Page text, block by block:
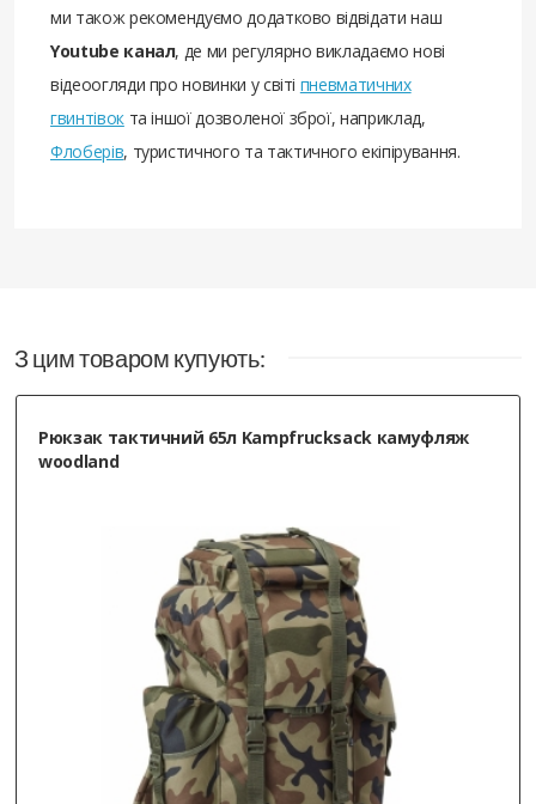
ми також рекомендуємо додатково відвідати наш
Youtube канал, де ми регулярно викладаємо нові
відеоогляди про новинки у світі пневматичних
гвинтівокта іншої дозволеної зброї, наприклад,
Флоберів, туристичного та тактичного екіпірування.
З цим товаром купують:
Рюкзак тактичний 65л Kampfrucksack камуфляж
woodland